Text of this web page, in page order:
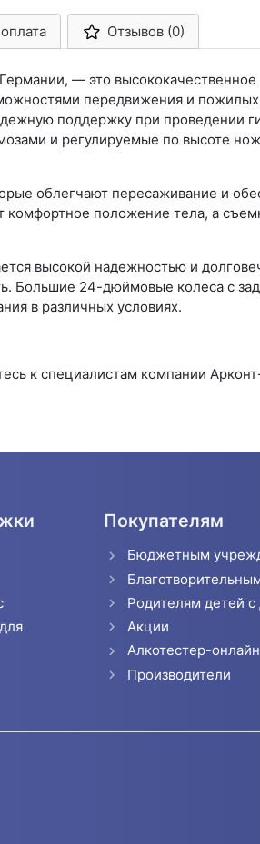
Отзывов (0)
— это
передвижения и
поддержку при проведении
и регулируемые по высоте
облегчают пересаживание и
комфортное положение тела, а
высокой надежностью и
Большие 24-дюймовые колеса с
в различных условиях.
к специалистам компании
Покупателям
Бюджетным
Родителям детей
Акции
Алкотестер-онлайн
Производители